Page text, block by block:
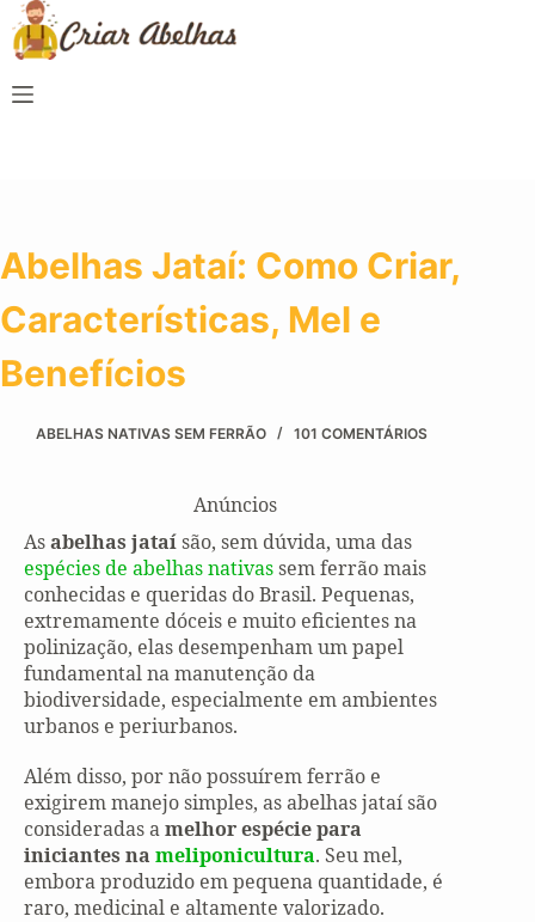
Abelhas Jataí: Como Criar,
Características, Mel e
Benefícios
ABELHAS NATIVAS SEM FERRÃO 101 COMENTÁRIOS
Anúncios
Asabelhas jataísão, sem dúvida, uma das
espécies de abelhas nativassem ferrão mais
conhecidas e queridas do Brasil. Pequenas,
extremamente dóceis e muito eficientes na
polinização, elas desempenham um papel
fundamental na manutenção da
biodiversidade, especialmente em ambientes
urbanos e periurbanos.
Além disso, por não possuírem ferrão e
exigirem manejo simples, as abelhas jataí são
consideradas amelhor espécie para
iniciantes na meliponicultura. Seu mel,
embora produzido em pequena quantidade, é
raro, medicinal e altamente valorizado.